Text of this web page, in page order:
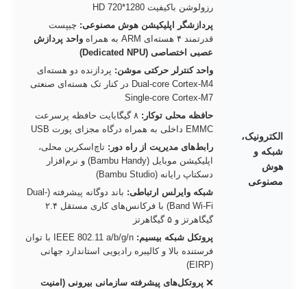
الکترونیک،
شبکه و
هوش
مصنوعی
رزولوشن باکیفیت 1280*720 HD
پردازشگر اپلیکیشن هوش مصنوعی: چیپست
قدرتمند ۴ هسته‌ای ARM به همراه
واحد پردازش
عصبی اختصاصی (Dedicated NPU)
واحد کنترلر حرکتی موشن: پردازنده دو هسته‌ای
Dual-core Cortex-M4 در کنار تک هسته‌ای صنعتی
Single-core Cortex-M7
حافظه محلی توکار:
۸ گیگابایت حافظه پرسرعت
EMMC داخلی به همراه درگاه مجزای پورت USB
رابط‌های مدیریت از راه دور: تاچ‌اسکرین محلی،
اپلیکیشن موبایل (Bambu Handy) و نرم‌افزار
دسکتاپ رایانه (Bambu Studio)
شبکه وایرلس ارتباطی:
باند دوگانه پیشرفته (Dual-
Band Wi-Fi) با فرکانس‌های کاری مستقل ۲.۴
گیگاهرتز و ۵ گیگاهرتز
پروتکل شبکه بیسیم:
IEEE 802.11 a/b/g/n با توان
فرستنده بالا و کالیبره رادیویی استاندارد جهانی
(EIRP)
❌ پروتکل‌های پیشرفته سازمانی بیرونی (امنیت